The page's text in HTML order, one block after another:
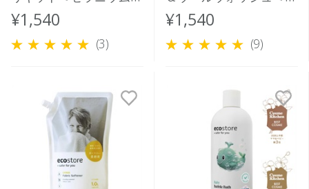
オレンジ＞リフィルパッ
ク1L
¥1,540
(3)
しゃれ着用＞リフィルパ
ック1L
¥1,540
(9)